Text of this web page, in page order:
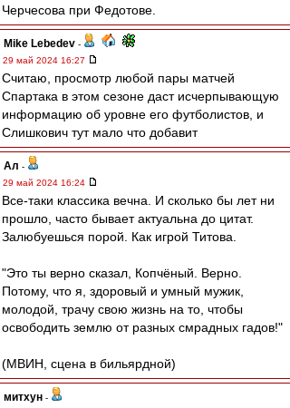
Черчесова при Федотове.
Mike Lebedev -
29 май 2024 16:27
Считаю, просмотр любой пары матчей
Спартака в этом сезоне даст исчерпывающую
информацию об уровне его футболистов, и
Слишкович тут мало что добавит
Ал -
29 май 2024 16:24
Все-таки классика вечна. И сколько бы лет ни
прошло, часто бывает актуальна до цитат.
Залюбуешься порой. Как игрой Титова.
"Это ты верно сказал, Копчёный. Верно.
Потому, что я, здоровый и умный мужик,
молодой, трачу свою жизнь на то, чтобы
освободить землю от разных смрадных гадов!"
(МВИН, сцена в бильярдной)
митхун -